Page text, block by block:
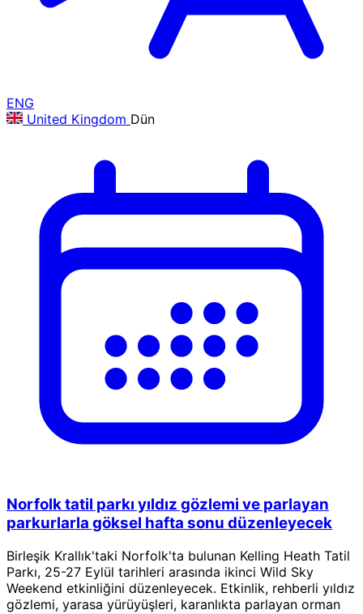
ENG
United Kingdom Dün
Norfolk tatil parkı yıldız gözlemi ve parlayan
parkurlarla göksel hafta sonu düzenleyecek
Birleşik Krallık'taki Norfolk'ta bulunan Kelling Heath Tatil
Parkı, 25-27 Eylül tarihleri arasında ikinci Wild Sky
Weekend etkinliğini düzenleyecek. Etkinlik, rehberli yıldız
gözlemi, yarasa yürüyüşleri, karanlıkta parlayan orman